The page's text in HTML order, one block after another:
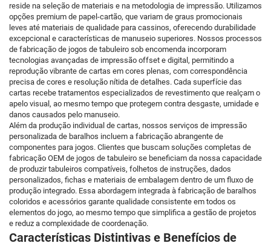
reside na seleção de materiais e na metodologia de impressão. Utilizamos
opções premium de papel-cartão, que variam de graus promocionais
leves até materiais de qualidade para cassinos, oferecendo durabilidade
excepcional e características de manuseio superiores. Nossos processos
de fabricação de jogos de tabuleiro sob encomenda incorporam
tecnologias avançadas de impressão offset e digital, permitindo a
reprodução vibrante de cartas em cores plenas, com correspondência
precisa de cores e resolução nítida de detalhes. Cada superfície das
cartas recebe tratamentos especializados de revestimento que realçam o
apelo visual, ao mesmo tempo que protegem contra desgaste, umidade e
danos causados pelo manuseio.
Além da produção individual de cartas, nossos serviços de impressão
personalizada de baralhos incluem a fabricação abrangente de
componentes para jogos. Clientes que buscam soluções completas de
fabricação OEM de jogos de tabuleiro se beneficiam da nossa capacidade
de produzir tabuleiros compatíveis, folhetos de instruções, dados
personalizados, fichas e materiais de embalagem dentro de um fluxo de
produção integrado. Essa abordagem integrada à fabricação de baralhos
coloridos e acessórios garante qualidade consistente em todos os
elementos do jogo, ao mesmo tempo que simplifica a gestão de projetos
e reduz a complexidade de coordenação.
Características Distintivas e Benefícios de